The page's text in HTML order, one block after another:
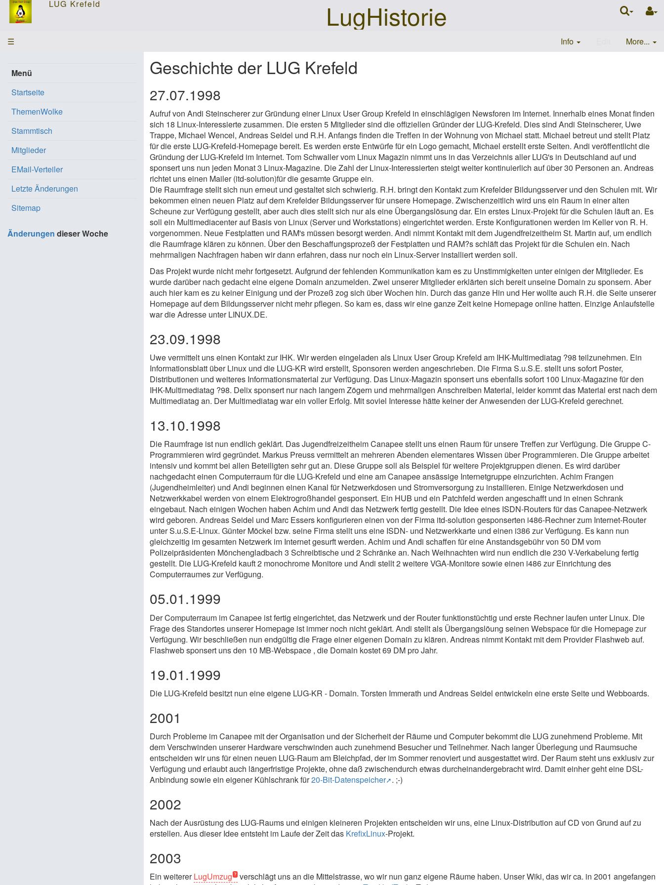
LugHistorie
☰ Info More...
Geschichte der LUG Krefeld
27.07.1998
Aufruf von Andi Steinscherer zur Gründung einer Linux User Group Krefeld in einschlägigen Newsforen im Internet. Innerhalb eines Monat finden
sich 18 Linux-Interessierte zusammen. Die ersten 5 Mitglieder sind die offiziellen Gründer der LUG-Krefeld. Dies sind Andi Steinscherer, Uwe
Trappe, Michael Wencel, Andreas Seidel und R.H. Anfangs finden die Treffen in der Wohnung von Michael statt. Michael betreut und stellt Platz
für die erste LUG-Krefeld-Homepage bereit. Es werden erste Entwürfe für ein Logo gemacht, Michael erstellt erste Seiten. Andi veröffentlicht die
Gründung der LUG-Krefeld im Internet. Tom Schwaller vom Linux Magazin nimmt uns in das Verzeichnis aller LUG's in Deutschland auf und
sponsert uns nun jeden Monat 3 Linux-Magazine. Die Zahl der Linux-Interessierten steigt weiter kontinuierlich auf über 30 Personen an. Andreas
richtet uns einen Mailer (itd-solution)für die gesamte Gruppe ein.
Die Raumfrage stellt sich nun erneut und gestaltet sich schwierig. R.H. bringt den Kontakt zum Krefelder Bildungsserver und den Schulen mit. Wir
bekommen einen neuen Platz auf dem Krefelder Bildungsserver für unsere Homepage. Zwischenzeitlich wird uns ein Raum in einer alten
Scheune zur Verfügung gestellt, aber auch dies stellt sich nur als eine Übergangslösung dar. Ein erstes Linux-Projekt für die Schulen läuft an. Es
soll ein Multimediacenter auf Basis von Linux (Server und Workstations) eingerichtet werden. Erste Konfigurationen werden im Keller von R. H.
vorgenommen. Neue Festplatten und RAM's müssen besorgt werden. Andi nimmt Kontakt mit dem Jugendfreizeitheim St. Martin auf, um endlich
die Raumfrage klären zu können. Über den Beschaffungsprozeß der Festplatten und RAM?s schläft das Projekt für die Schulen ein. Nach
mehrmaligen Nachfragen haben wir dann erfahren, dass nur noch ein Linux-Server installiert werden soll.
Das Projekt wurde nicht mehr fortgesetzt. Aufgrund der fehlenden Kommunikation kam es zu Unstimmigkeiten unter einigen der Mitglieder. Es
wurde darüber nach gedacht eine eigene Domain anzumelden. Zwei unserer Mitglieder erklärten sich bereit unseine Domain zu sponsern. Aber
auch hier kam es zu keiner Einigung und der Prozeß zog sich über Wochen hin. Durch das ganze Hin und Her wollte auch R.H. die Seite unserer
Homepage auf dem Bildungsserver nicht mehr pflegen. So kam es, dass wir eine ganze Zeit keine Homepage online hatten. Einzige Anlaufstelle
war die Adresse unter LINUX.DE.
23.09.1998
Uwe vermittelt uns einen Kontakt zur IHK. Wir werden eingeladen als Linux User Group Krefeld am IHK-Multimediatag ?98 teilzunehmen. Ein
Informationsblatt über Linux und die LUG-KR wird erstellt, Sponsoren werden angeschrieben. Die Firma S.u.S.E. stellt uns sofort Poster,
Distributionen und weiteres Informationsmaterial zur Verfügung. Das Linux-Magazin sponsert uns ebenfalls sofort 100 Linux-Magazine für den
IHK-Multimediatag ?98. Delix sponsert nur nach langem Zögern und mehrmaligen Anschreiben Material, leider kommt das Material erst nach dem
Multimediatag an. Der Multimediatag war ein voller Erfolg. Mit soviel Interesse hätte keiner der Anwesenden der LUG-Krefeld gerechnet.
13.10.1998
Die Raumfrage ist nun endlich geklärt. Das Jugendfreizeitheim Canapee stellt uns einen Raum für unsere Treffen zur Verfügung. Die Gruppe C-
Programmieren wird gegründet. Markus Preuss vermittelt an mehreren Abenden elementares Wissen über Programmieren. Die Gruppe arbeitet
intensiv und kommt bei allen Beteiligten sehr gut an. Diese Gruppe soll als Beispiel für weitere Projektgruppen dienen. Es wird darüber
nachgedacht einen Computerraum für die LUG-Krefeld und eine am Canapee ansässige Internetgruppe einzurichten. Achim Frangen
(Jugendheimleiter) und Andi beginnen einen Kanal für Netzwerkdosen und Stromversorgung zu installieren. Einige Netzwerkdosen und
Netzwerkkabel werden von einem Elektrogroßhandel gesponsert. Ein HUB und ein Patchfeld werden angeschafft und in einen Schrank
eingebaut. Nach einigen Wochen haben Achim und Andi das Netzwerk fertig gestellt. Die Idee eines ISDN-Routers für das Canapee-Netzwerk
wird geboren. Andreas Seidel und Marc Essers konfigurieren einen von der Firma itd-solution gesponserten i486-Rechner zum Internet-Router
unter S.u.S.E-Linux. Günter Möckel bzw. seine Firma stellt uns eine ISDN- und Netzwerkkarte und einen i386 zur Verfügung. Es kann nun
gleichzeitig im gesamten Netzwerk im Internet gesurft werden. Achim und Andi schaffen für eine Anstandsgebühr von 50 DM vom
Polizeipräsidenten Mönchengladbach 3 Schreibtische und 2 Schränke an. Nach Weihnachten wird nun endlich die 230 V-Verkabelung fertig
gestellt. Die LUG-Krefeld kauft 2 monochrome Monitore und Andi stellt 2 weitere VGA-Monitore sowie einen i486 zur Einrichtung des
Computerraumes zur Verfügung.
05.01.1999
Der Computerraum im Canapee ist fertig eingerichtet, das Netzwerk und der Router funktionstüchtig und erste Rechner laufen unter Linux. Die
Frage des Standortes unserer Homepage ist immer noch nicht geklärt. Andi stellt als Übergangslöung seinen Webspace für die Homepage zur
Verfügung. Wir beschließen nun endgültig die Frage einer eigenen Domain zu klären. Andreas nimmt Kontakt mit dem Provider Flashweb auf.
Flashweb sponsert uns den 10 MB-Webspace , die Domain kostet 69 DM pro Jahr.
19.01.1999
Die LUG-Krefeld besitzt nun eine eigene LUG-KR - Domain. Torsten Immerath und Andreas Seidel entwickeln eine erste Seite und Webboards.
2001
Durch Probleme im Canapee mit der Organisation und der Sicherheit der Räume und Computer bekommt die LUG zunehmend Probleme. Mit
dem Verschwinden unserer Hardware verschwinden auch zunehmend Besucher und Teilnehmer. Nach langer Überlegung und Raumsuche
entscheiden wir uns für einen neuen LUG-Raum am Bleichpfad, der im Sommer renoviert und ausgestattet wird. Der Raum steht uns exklusiv zur
Verfügung und erlaubt auch längerfristige Projekte, ohne daß zwischendurch etwas durcheinandergebracht wird. Damit einher geht eine DSL-
Anbindung sowie ein eigener Kühlschrank für20-Bit-Datenspeicher . ;-)
2002
Nach der Ausrüstung des LUG-Raums und einigen kleineren Projekten entscheiden wir uns, eine Linux-Distribution auf CD von Grund auf zu
erstellen. Aus dieser Idee entsteht im Laufe der Zeit das KrefixLinux-Projekt.
2003
Ein weitererLugUmzug
verschlägt uns an die Mittelstrasse, wo wir nun ganz eigene Räume haben. Unser Wiki, das wir ca. in 2001 angefangen
Menü
Startseite
ThemenWolke
Stammtisch
Mitglieder
EMail-Verteiler
Letzte Änderungen
Sitemap
Änderungen dieser Woche